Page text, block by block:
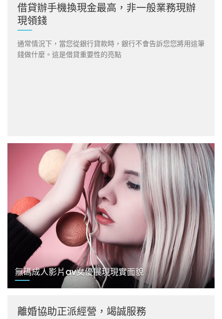
借貸辦手機換現金最高，非一般業務現辦
現領錢
通常情況下，當您從銀行貸款時，銀行不會告訴您您將用這筆
錢做什麼。這是借貸重要性的亮點
無碼成人影片av女優展現現實面貌
離婚協助正派經營，竭誠服務